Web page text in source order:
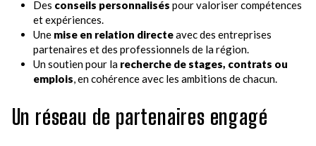
Des conseils personnalisés pour valoriser compétences
et expériences.
Une mise en relation directeavec des entreprises
partenaires et des professionnels de la région.
Un soutien pour la recherche de stages, contrats ou
emplois, en cohérence avec les ambitions de chacun.
Un réseau de partenaires engagé